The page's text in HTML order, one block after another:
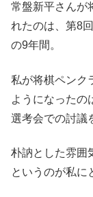
常盤新平さんが
れたのは、第8
の9年間。
私が将棋ペンク
ようになったの
選考会での討議
朴訥とした雰囲
というのが私に